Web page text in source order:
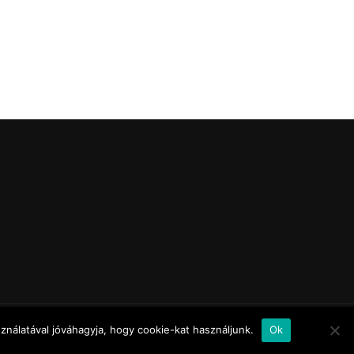
jóváhagyja, hogy cookie-kat használjunk. Ok